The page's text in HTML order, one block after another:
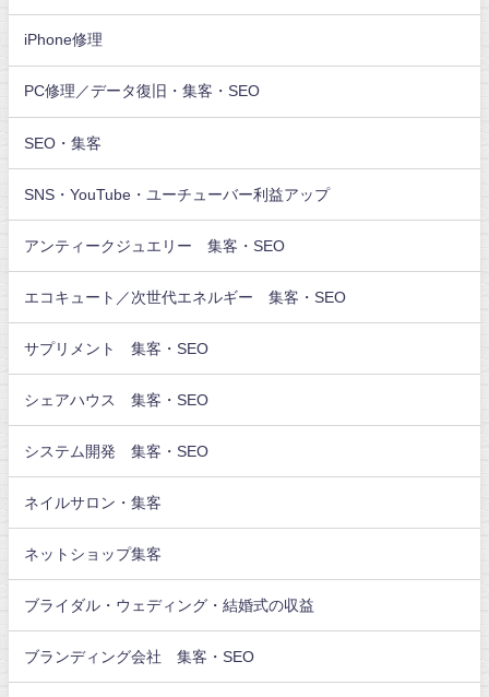
iPhone修理
PC修理／データ復旧・集客・SEO
SEO・集客
SNS・YouTube・ユーチューバー利益アップ
アンティークジュエリー 集客・SEO
エコキュート／次世代エネルギー 集客・SEO
サプリメント 集客・SEO
シェアハウス 集客・SEO
システム開発 集客・SEO
ネイルサロン・集客
ネットショップ集客
ブライダル・ウェディング・結婚式の収益
ブランディング会社 集客・SEO